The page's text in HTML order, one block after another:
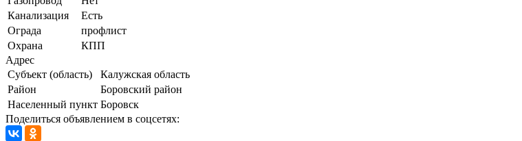
Канализация
Есть
Ограда
профлист
Охрана
КПП
Адрес
Субъект (область)
Калужская область
Район
Боровский район
Населенный пункт Боровск
Поделиться объявлением в соцсетях: